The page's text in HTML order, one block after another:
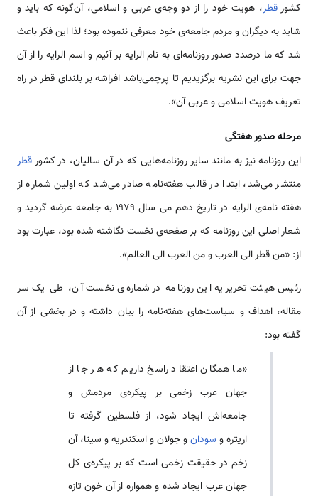
کشورقطر، هویت خود را از دو وجه‌ی عربی و اسلامی، آن‌گونه که باید و
شاید به دیگران و مردم جامعه‌ی خود معرفی ننموده بود؛ لذا این فکر باعث
شد که ما درصدد صدور روزنامه‌ای به نام الرایه بر آئیم و اسم الرایه را از آن
جهت برای این نشریه برگزیدیم تا پرچمی‌باشد افراشه بر بلندای قطر در راه
تعریف هویت اسلامی‌ و عربی آن».
مرحله صدور هفتگی
این روزنامه نیز به مانند سایر روزنامه‌هایی که در آن سالیان، در کشورقطر
منتشر می‌شد، ابتدا در قالب هفته‌نامه صادر می‌شد که اولین شماره از
هفته نامه‌ی الرایه در تاریخ دهم می‌ سال 1979 به جامعه عرضه گردید و
شعار اصلی این روزنامه که بر صفحه‌ی نخست نگاشته شده بود، عبارت بود
از: «من قطر الی العرب و من العرب الی العالم».
رئیس هیئت تحریریه این روزنامه در شماره‌ی نخست آن، طی یک سر
مقاله، اهداف و سیاست‌های هفته‌نامه را بیان داشته و در بخشی از آن
گفته بود:
«ما همگان اعتقاد راسخ داریم که هر جا از
جهان عرب زخمی‌ بر پیکره‌ی مردمش و
جامعه‌اش ایجاد شود، از فلسطین گرفته تا
اریتره و سودانو جولان و اسکندریه و سینا، آن
زخم در حقیقت زخمی‌ است که بر پیکره‌ی کل
جهان عرب ایجاد شده و همواره از آن خون تازه